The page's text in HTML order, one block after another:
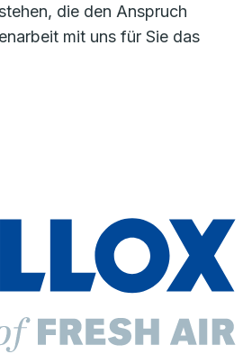
die den Anspruch
mit uns für Sie das